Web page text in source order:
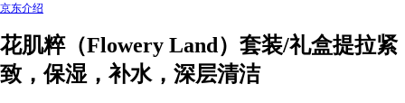
京东介绍
花肌粹（Flowery Land）套装/礼盒提拉紧
致，保湿，补水，深层清洁